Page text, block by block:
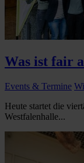
Was ist fair
Events & Termine
Heute startet die
Westfalenhalle...